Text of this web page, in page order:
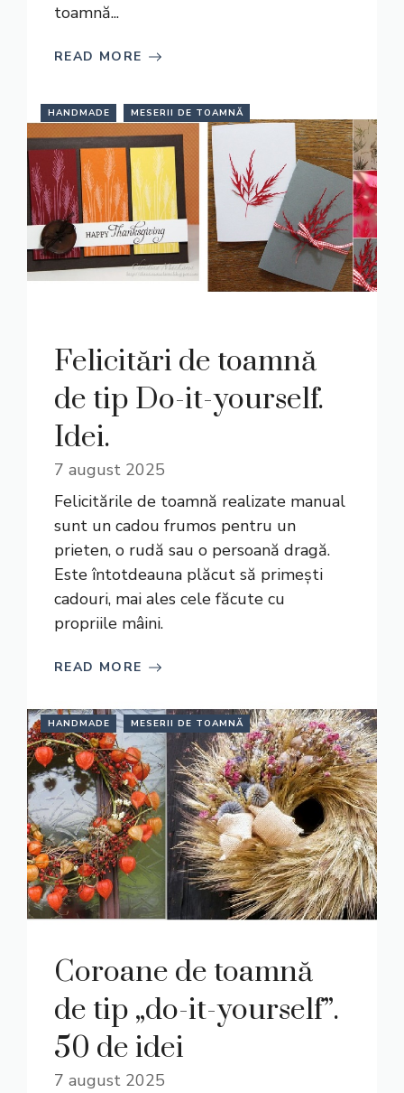
toamnă...
READ MORE
HANDMADE MESERII DE TOAMNĂ
Felicitări de toamnă
de tip Do-it-yourself.
Idei.
7 august 2025
Felicitările de toamnă realizate manual
sunt un cadou frumos pentru un
prieten, o rudă sau o persoană dragă.
Este întotdeauna plăcut să primești
cadouri, mai ales cele făcute cu
propriile mâini.
READ MORE
HANDMADE MESERII DE TOAMNĂ
Coroane de toamnă
de tip „do-it-yourself”.
50 de idei
7 august 2025